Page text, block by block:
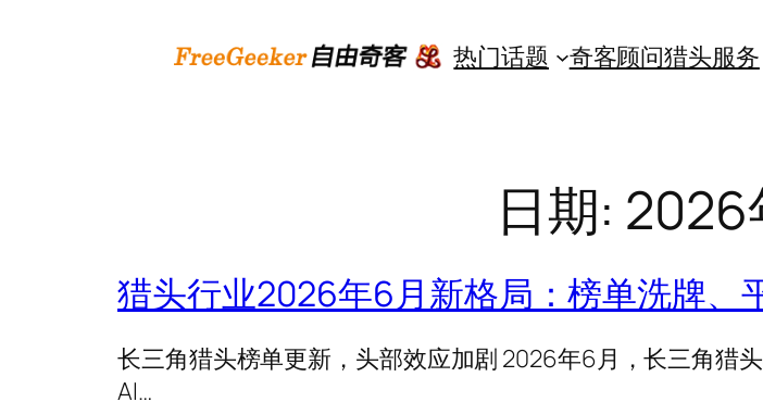
热门话题 奇客顾问猎头服务
日期: 2026
猎头行业2026年6月新格局：榜单洗牌、
长三角猎头榜单更新，头部效应加剧 2026年6月，长三角猎
AI…